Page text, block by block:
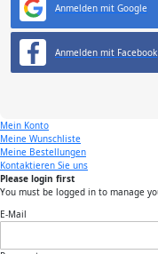
Anmelden mit Google
Anmelden mit Facebook
Mein Konto
Meine Wunschliste
Meine Bestellungen
Kontaktieren Sie uns
Please login first
You must be logged in to manage
E-Mail